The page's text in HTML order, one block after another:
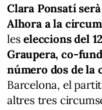
Clara Ponsatí
Alhora a la
leseleccions del
Graupera, co-
número dos de la
Barcelona, el
altres tres